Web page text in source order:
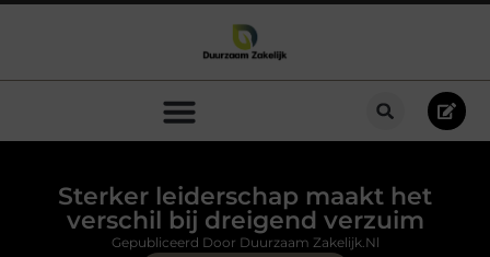
Sterker leiderschap maakt het
verschil bij dreigend verzuim
Gepubliceerd Door Duurzaam Zakelijk.nl